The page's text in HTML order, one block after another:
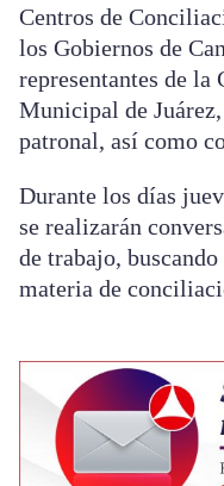
Centros de
los Gobiernos de
representantes de
Municipal de
patronal, así como
Durante los días
se realizarán
de trabajo,
materia de